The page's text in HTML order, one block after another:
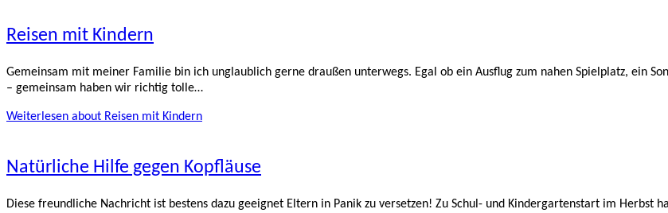
Reisen mit Kindern
Gemeinsam mit meiner Familie bin ich unglaublich gerne draußen unterwegs. Egal ob ein Ausflug zum nahen Spielplatz, ein
– gemeinsam haben wir richtig tolle…
Weiterlesen about Reisen mit Kindern
Natürliche Hilfe gegen Kopfläuse
Diese freundliche Nachricht ist bestens dazu geeignet Eltern in Panik zu versetzen! Zu Schul- und Kindergartenstart im Herbst